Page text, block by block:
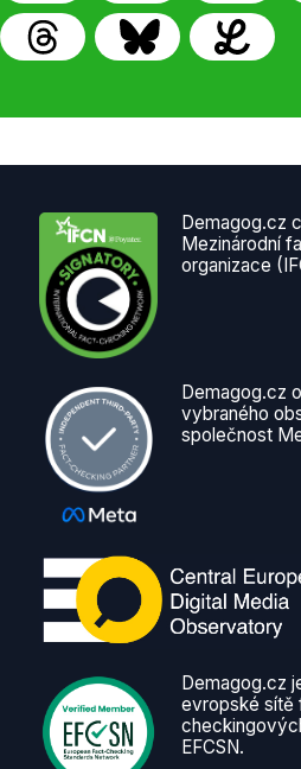
Demagog.cz
Mezinárodní
organizace
Demagog.cz
vybraného
společnost
Demagog.cz
evropské sítě
EFCSN.